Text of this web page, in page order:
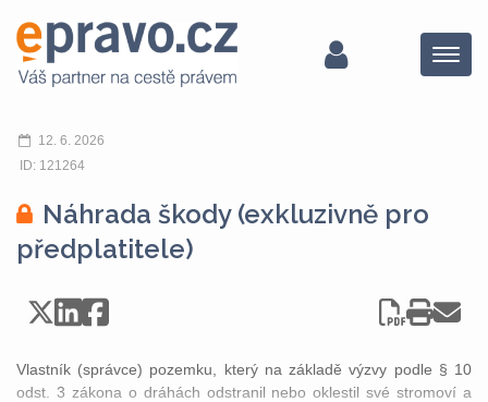
Menu
12. 6. 2026
ID: 121264
Náhrada škody (exkluzivně pro
předplatitele)
Vlastník (správce) pozemku, který na základě výzvy podle § 10
odst. 3 zákona o dráhách odstranil nebo oklestil své stromoví a